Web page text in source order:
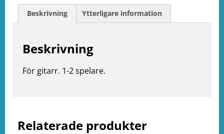
Relaterade produkter
Beskrivning Ytterligare information
Beskrivning
För gitarr. 1-2 spelare.